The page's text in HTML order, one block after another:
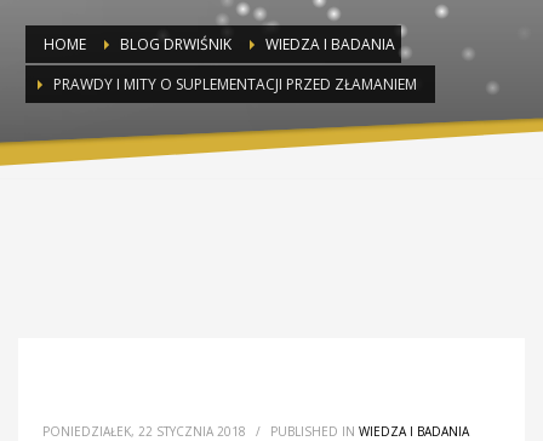
HOME BLOG DRWIŚNIK
WIEDZA I BADANIA
PRAWDY I MITY O SUPLEMENTACJI PRZED ZŁAMANIEM
PONIEDZIAŁEK, 22 STYCZNIA 2018 / PUBLISHED IN WIEDZA I BADANIA